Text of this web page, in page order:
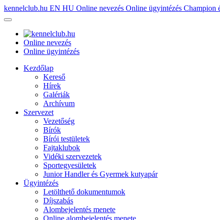
kennelclub.hu EN HU Online nevezés Online ügyintézés Champion
Online nevezés
Online ügyintézés
Kezdőlap
Kereső
Hírek
Galériák
Archívum
Szervezet
Vezetőség
Bírók
Bírói testületek
Fajtaklubok
Vidéki szervezetek
Sportegyesületek
Junior Handler és Gyermek kutyapár
Ügyintézés
Letölthető dokumentumok
Díjszabás
Alombejelentés menete
Online alombejelentés menete